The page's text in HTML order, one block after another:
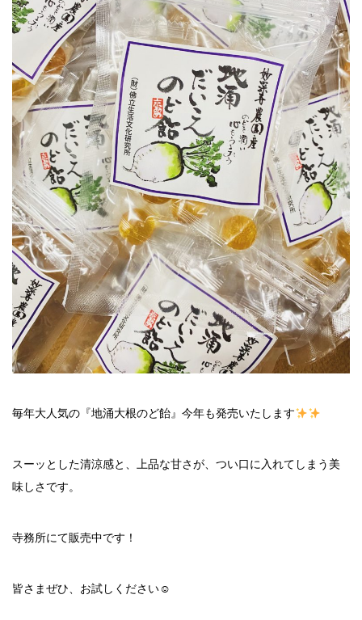
毎年大人気の『地涌大根のど飴』今年も発売いたします
スーッとした清涼感と、上品な甘さが、つい口に入れてしまう美
味しさです。
寺務所にて販売中です！
皆さまぜひ、お試しください☺